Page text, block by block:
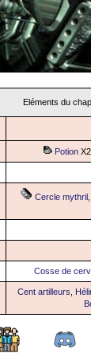
Eléments du
PotionX2,
Cercle mythril
Cosse de
Cent artilleurs